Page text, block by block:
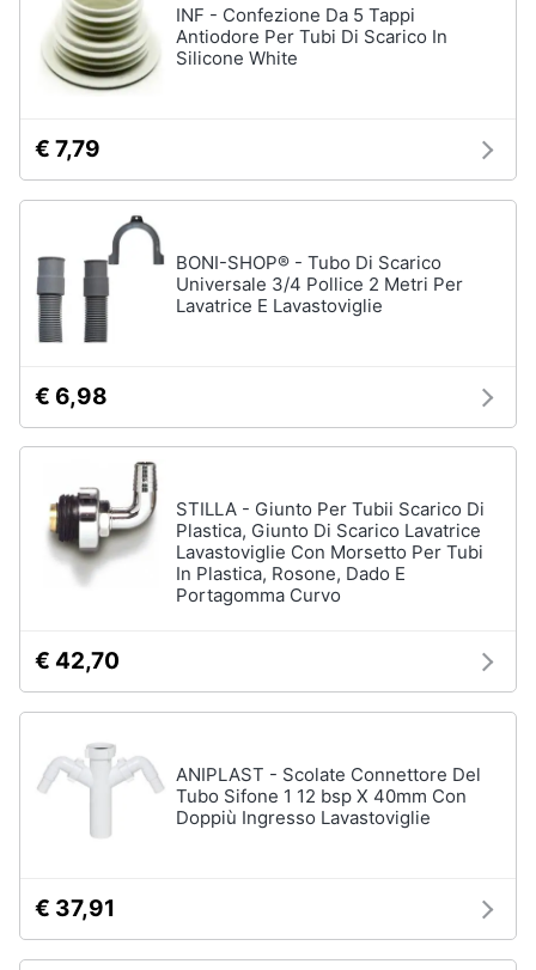
Motori
Libri,
dvd
Festività
ricorrenze
Promozioni
Servizi
Assistenza
Esci
INF - Confezione Da 5 Tappi
Antiodore Per Tubi Di Scarico In
Silicone White
€ 7,79
BONI-SHOP® - Tubo Di Scarico
Universale 3/4 Pollice 2 Metri Per
Lavatrice E Lavastoviglie
€ 6,98
STILLA - Giunto Per Tubii Scarico Di
Plastica, Giunto Di Scarico Lavatrice
Lavastoviglie Con Morsetto Per Tubi
In Plastica, Rosone, Dado E
Portagomma Curvo
€ 42,70
ANIPLAST - Scolate Connettore Del
Tubo Sifone 1 12 bsp X 40mm Con
Doppiù Ingresso Lavastoviglie
€ 37,91